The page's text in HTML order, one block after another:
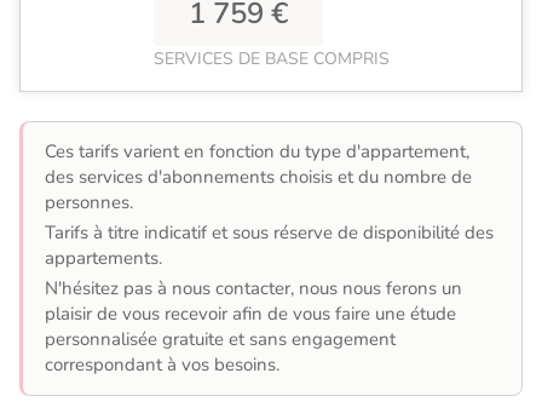
1 759 €
SERVICES DE BASE COMPRIS
Ces tarifs varient en fonction du type d'appartement,
des services d'abonnements choisis et du nombre de
personnes.
Tarifs à titre indicatif et sous réserve de disponibilité des
appartements.
N'hésitez pas à nous contacter, nous nous ferons un
plaisir de vous recevoir afin de vous faire une étude
personnalisée gratuite et sans engagement
correspondant à vos besoins.